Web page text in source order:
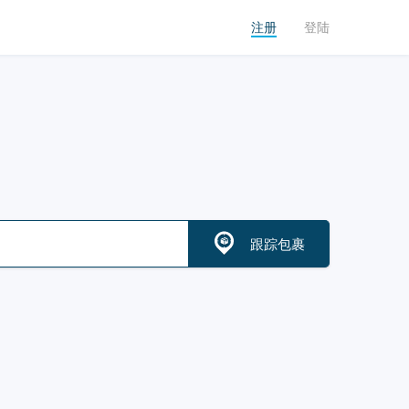
注册 登陆
跟踪包裹